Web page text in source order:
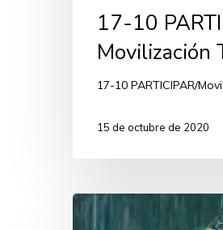
17-10
Movilización
17-10 PARTICIPAR/
15 de octubre de 2020